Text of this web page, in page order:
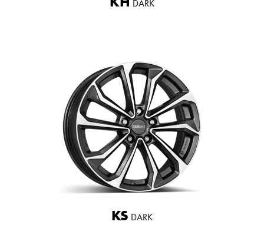
DARK
KS DARK